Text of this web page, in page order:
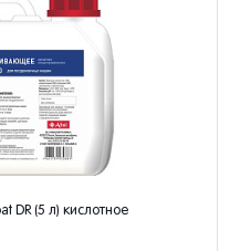
DR (5 л) кислотное